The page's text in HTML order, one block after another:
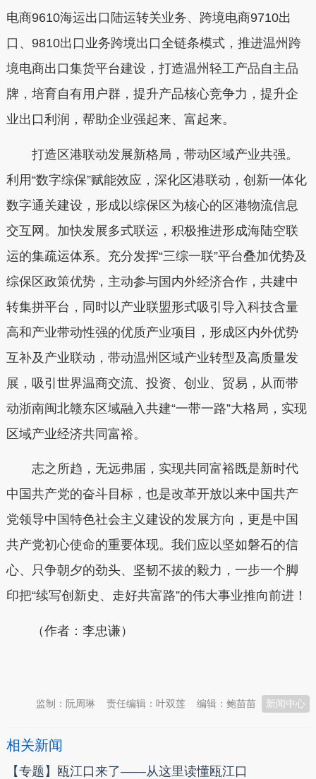
电商9610海运出口陆运转关业务、跨境电商9710出
口、9810出口业务跨境出口全链条模式，推进温州跨
境电商出口集货平台建设，打造温州轻工产品自主品
牌，培育自有用户群，提升产品核心竞争力，提升企
业出口利润，帮助企业强起来、富起来。
打造区港联动发展新格局，带动区域产业共强。
利用“数字综保”赋能效应，深化区港联动，创新一体化
数字通关建设，形成以综保区为核心的区港物流信息
交互网。加快发展多式联运，积极推进形成海陆空联
运的集疏运体系。充分发挥“三综一联”平台叠加优势及
综保区政策优势，主动参与国内外经济合作，共建中
转集拼平台，同时以产业联盟形式吸引导入科技含量
高和产业带动性强的优质产业项目，形成区内外优势
互补及产业联动，带动温州区域产业转型及高质量发
展，吸引世界温商交流、投资、创业、贸易，从而带
动浙南闽北赣东区域融入共建“一带一路”大格局，实现
区域产业经济共同富裕。
志之所趋，无远弗届，实现共同富裕既是新时代
中国共产党的奋斗目标，也是改革开放以来中国共产
党领导中国特色社会主义建设的发展方向，更是中国
共产党初心使命的重要体现。我们应以坚如磐石的信
心、只争朝夕的劲头、坚韧不拔的毅力，一步一个脚
印把“续写创新史、走好共富路”的伟大事业推向前进！
（作者：李忠谦）
新闻中心
编辑：鲍苗苗
责任编辑：叶双莲
监制：阮周琳
相关新闻
【专题】瓯江口来了——从这里读懂瓯江口